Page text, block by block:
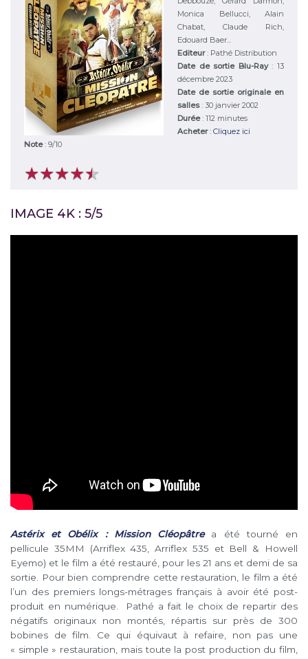
Monica Bellucci, Alain
Chabat, Claude Rich,
Edouard Baer...
Editeur: Pathé Distribution
Date de sortie Blu-Ray: 13
décembre 2023
Date de sortie originale en
salles: 30 janvier 2002
Durée:112 minutes
Acheter:Cliquez ici
Note: 9/10
★★★★★
★★★★★
IMAGE 4K : 5/5
Astérix et Obélix : Mission Cléopâtrea été tourné en
pellicule 35MM (Arriflex 435, Arriflex 535 et Bell & Howell
Eyemo) et le film a été restauré, pour les 21 ans et demi de sa
sortie. Pour bien comprendre cette restauration, le film a été
l’un des premiers longs-métrages français à avoir été post-
produit en numérique. Pathé a fait le choix de repartir des
négatifs originaux non montés, répartis sur près de 300
bobines de film. Ce quiéquivaut à refaire, non pas une
« simple » restauration, mais toute la post production du film,